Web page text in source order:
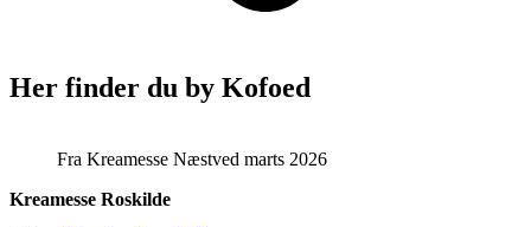
Her finder du by Kofoed
Fra Kreamesse Næstved marts 2026
Kreamesse Roskilde